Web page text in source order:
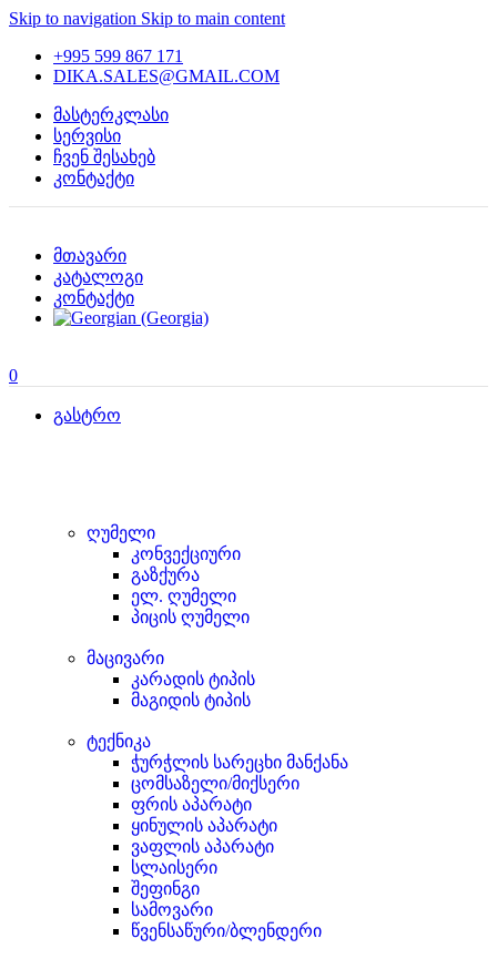
Skip to navigation Skip to main content
+995 599 867 171
DIKA.SALES@GMAIL.COM
მასტერკლასი
სერვისი
ჩვენ შესახებ
კონტაქტი
მთავარი
კატალოგი
კონტაქტი
0
გასტრო
ღუმელი
კონვექციური
გაზქურა
ელ. ღუმელი
პიცის ღუმელი
მაცივარი
კარადის ტიპის
მაგიდის ტიპის
ტექნიკა
ჭურჭლის სარეცხი მანქანა
ცომსაზელი/მიქსერი
ფრის აპარატი
ყინულის აპარატი
ვაფლის აპარატი
სლაისერი
შეფინგი
სამოვარი
წვენსაწური/ბლენდერი